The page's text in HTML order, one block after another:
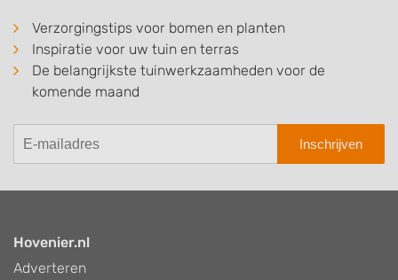
Verzorgingstips voor bomen en planten
Inspiratie voor uw tuin en terras
De belangrijkste tuinwerkzaamheden voor de
komende maand
Inschrijven
Hovenier.nl
Adverteren